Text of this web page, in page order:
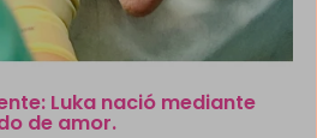
Luka nació mediante
de amor.